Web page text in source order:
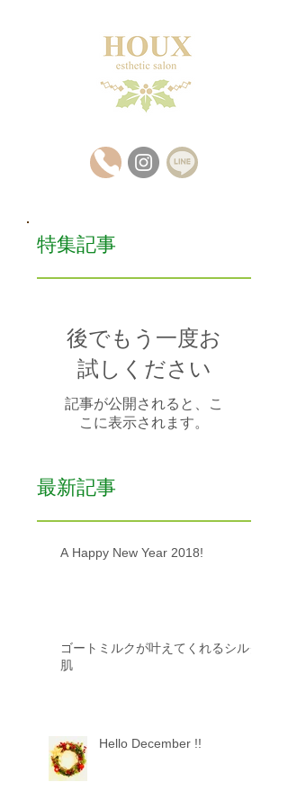
特集記事
後でもう一度お
試しください
記事が公開されると、こ
こに表示されます。
最新記事
A Happy New Year 2018!
ゴートミルクが叶えてくれるシルク
肌
Hello December !!